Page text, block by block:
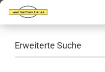
Erweiterte Suche